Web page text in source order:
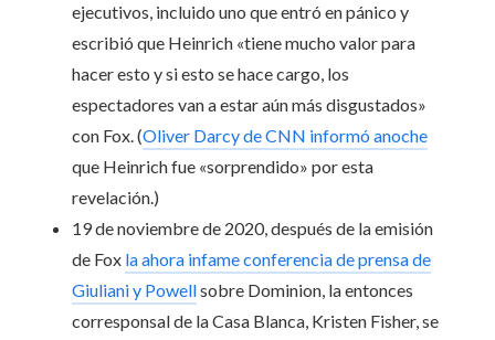
ejecutivos, incluido uno que entró en pánico y
escribió que Heinrich «tiene mucho valor para
hacer esto y si esto se hace cargo, los
espectadores van a estar aún más disgustados»
con Fox. (Oliver Darcy de CNN informó anoche
que Heinrich fue «sorprendido» por esta
revelación.)
19 de noviembre de 2020, después de la emisión
de Fox la ahora infame conferencia de prensa de
Giuliani y Powellsobre Dominion, la entonces
corresponsal de la Casa Blanca, Kristen Fisher, se